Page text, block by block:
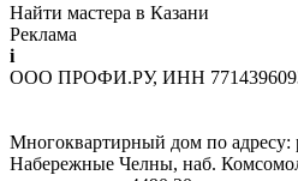
Найти мастера в Казани
Реклама
i
ООО ПРОФИ.РУ, ИНН
Многоквартирный дом по адресу:
Набережные Челны, наб.